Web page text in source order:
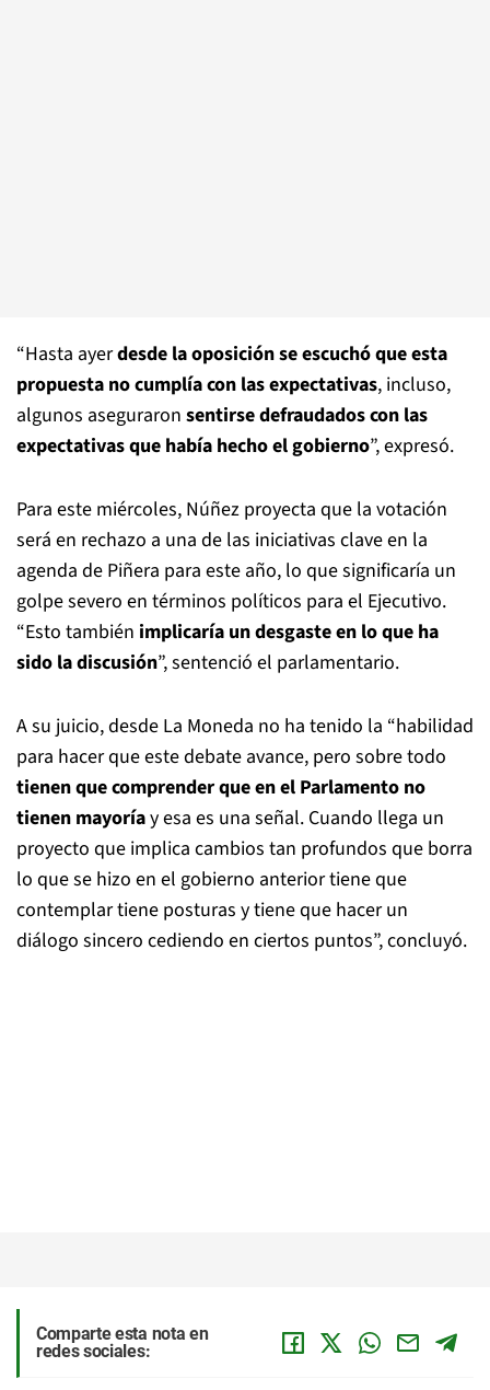
“Hasta ayerdesde la oposición se escuchó que esta
propuesta no cumplía con las expectativas, incluso,
algunos aseguraron sentirse defraudados con las
expectativas que había hecho el gobierno”, expresó.
Para este miércoles, Núñez proyecta que la votación
será en rechazo a una de las iniciativas clave en la
agenda de Piñera para este año, lo que significaría un
golpe severo en términos políticos para el Ejecutivo.
“Esto también implicaría un desgaste en lo que ha
sido la discusión”, sentenció el parlamentario.
A su juicio, desde La Moneda no ha tenido la “habilidad
para hacer que este debate avance, pero sobre todo
tienen que comprender que en el Parlamento no
tienen mayoríay esa es una señal. Cuando llega un
proyecto que implica cambios tan profundos que borra
lo que se hizo en el gobierno anterior tiene que
contemplar tiene posturas y tiene que hacer un
diálogo sincero cediendo en ciertos puntos”, concluyó.
Comparte esta nota en
redes sociales: